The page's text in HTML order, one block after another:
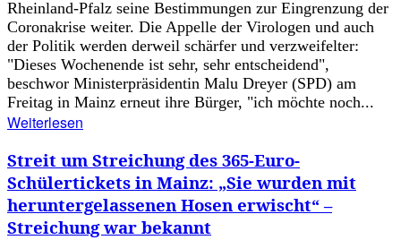
Rheinland-Pfalz seine Bestimmungen zur Eingrenzung der
Coronakrise weiter. Die Appelle der Virologen und auch
der Politik werden derweil schärfer und verzweifelter:
"Dieses Wochenende ist sehr, sehr entscheidend",
beschwor Ministerpräsidentin Malu Dreyer (SPD) am
Freitag in Mainz erneut ihre Bürger, "ich möchte noch...
Weiterlesen
Streit um Streichung des 365-Euro-
Schülertickets in Mainz: „Sie wurden mit
heruntergelassenen Hosen erwischt“ –
Streichung war bekannt